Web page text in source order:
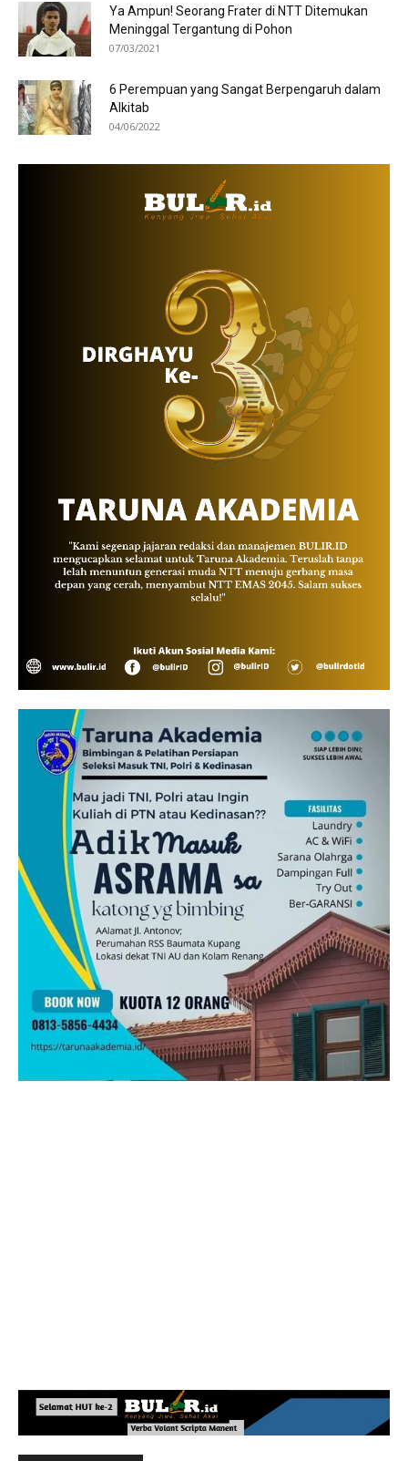
Ya Ampun! Seorang Frater di NTT Ditemukan
Meninggal Tergantung di Pohon
07/03/2021
6 Perempuan yang Sangat Berpengaruh dalam
Alkitab
04/06/2022